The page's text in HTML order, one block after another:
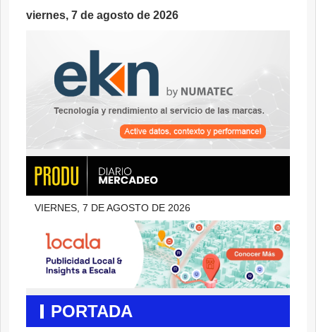
viernes, 7 de agosto de 2026